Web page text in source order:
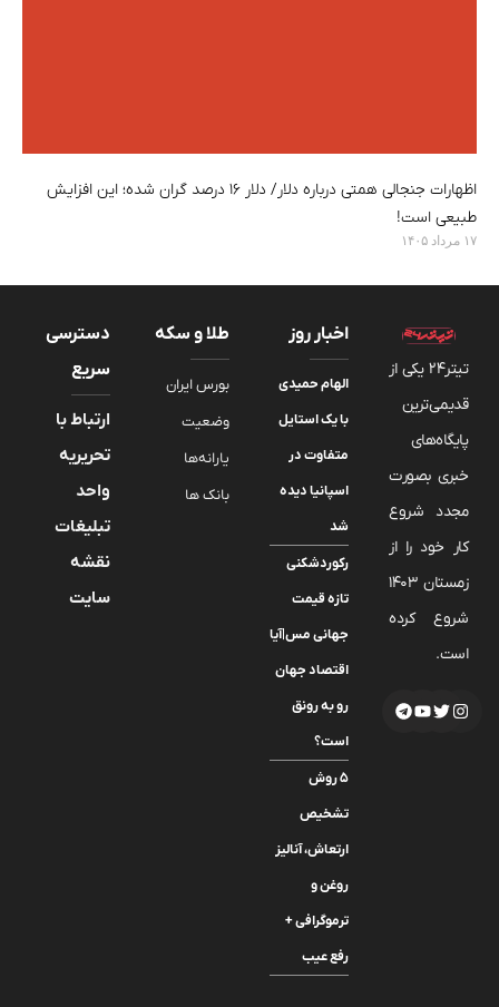
اظهارات جنجالی همتی درباره دلار/ دلار ۱۶ درصد گران شده؛ این افزایش
طبیعی است!
۱۷ مرداد ۱۴۰۵
تیتر24 یکی از
قدیمی‌ترین
پایگاه‌های
خبری بصورت
مجدد شروع
کار خود را از
زمستان 1403
شروع کرده
است.
اخبار روز
الهام حمیدی
با یک استایل
متفاوت در
اسپانیا دیده
شد
رکوردشکنی
تازه قیمت
جهانی مس|آیا
اقتصاد جهان
رو به رونق
است؟
۵ روش
تشخیص
ارتعاش، آنالیز
روغن و
ترموگرافی +
رفع عیب
طلا و سکه
بورس ایران
وضعیت
یارانه‌ها
بانک ها
دسترسی
سریع
ارتباط با
تحریریه
واحد
تبلیغات
نقشه
سایت